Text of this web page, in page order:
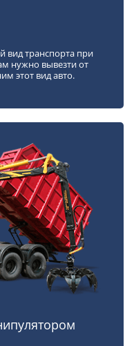
вид транспорта при
нужно вывезти от
этот вид авто.